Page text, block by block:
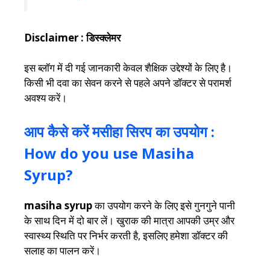
Disclaimer : डिस्क्लेमर
इस ब्लॉग में दी गई जानकारी केवल शैक्षिक उद्देश्यों के लिए है।
किसी भी दवा का सेवन करने से पहले अपने डॉक्टर से परामर्श
अवश्य करें।
आप कैसे करें मसीहा सिरप का उपयोग :
How do you use Masiha
Syrup?
masiha syrupका उपयोग करने के लिए इसे गुनगुने पानी
के साथ दिन में दो बार लें। खुराक की मात्रा आपकी उम्र और
स्वास्थ्य स्थिति पर निर्भर करती है, इसलिए हमेशा डॉक्टर की
सलाह का पालन करें।